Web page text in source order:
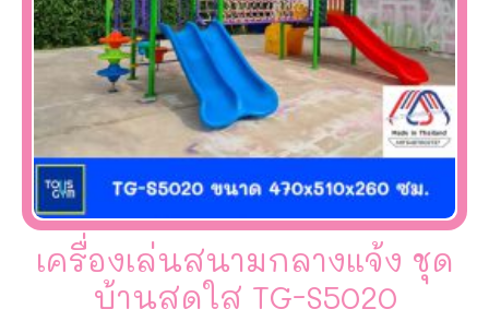
เครื่องเล่นสนามกลางแจ้ง ชุด
บ้านสดใส TG-S5020